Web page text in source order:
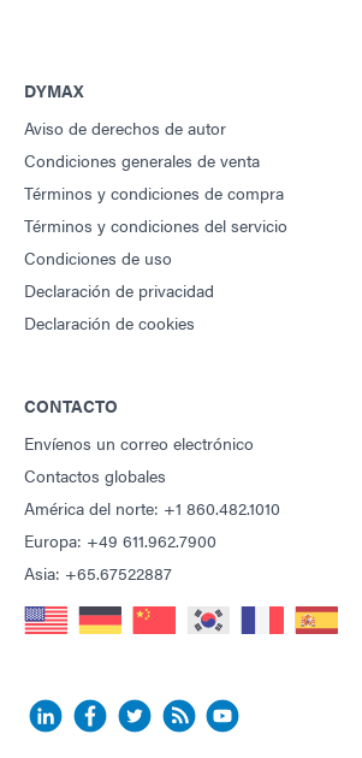
DYMAX
Aviso de derechos de autor
Condiciones generales de venta
Términos y condiciones de compra
Términos y condiciones del servicio
Condiciones de uso
Declaración de privacidad
Declaración de cookies
CONTACTO
Envíenos un correo electrónico
Contactos globales
América del norte: +1 860.482.1010
Europa: +49 611.962.7900
Asia: +65.67522887